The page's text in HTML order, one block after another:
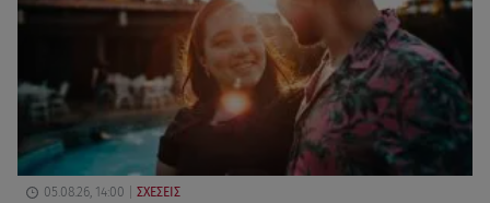
05.08.26, 14:00 ΣΧΕΣΕΙΣ